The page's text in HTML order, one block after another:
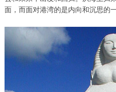
面，而面对港湾的是内向和沉思的一